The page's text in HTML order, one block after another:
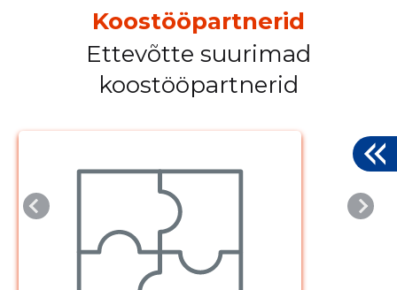
Koostööpartnerid
Ettevõtte suurimad
koostööpartnerid